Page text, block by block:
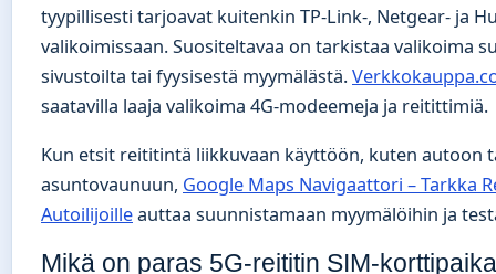
tyypillisesti tarjoavat kuitenkin TP-Link-, Netgear- ja
valikoimissaan. Suositeltavaa on tarkistaa valikoima
sivustoilta tai fyysisestä myymälästä.
saatavilla laaja valikoima 4G-modeemeja ja reitittimiä.
Kun etsit reititintä liikkuvaan käyttöön, kuten autoon
asuntovaunuun, Google Maps Navigaattori – Tarkka
Autoilijoilleauttaa suunnistamaan myymälöihin ja
Mikä on paras 5G-reititin SIM-